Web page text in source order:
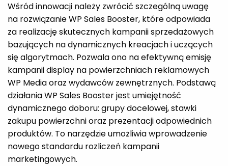
Wśród innowacji należy zwrócić szczególną uwagę
na rozwiązanie WP Sales Booster, które odpowiada
za realizację skutecznych kampanii sprzedażowych
bazujących na dynamicznych kreacjach i uczących
się algorytmach. Pozwala ono na efektywną emisję
kampanii display na powierzchniach reklamowych
WP Media oraz wydawców zewnętrznych. Podstawą
działania WP Sales Booster jest umiejętność
dynamicznego doboru: grupy docelowej, stawki
zakupu powierzchni oraz prezentacji odpowiednich
produktów. To narzędzie umożliwia wprowadzenie
nowego standardu rozliczeń kampanii
marketingowych.